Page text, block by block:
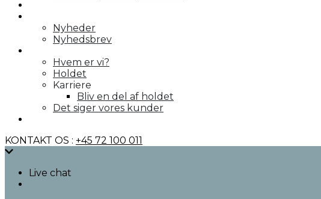
Nyheder
Nyhedsbrev
Hvem er vi?
Holdet
Karriere
Bliv en del af holdet
Det siger vores kunder
KONTAKT OS : +45 72 100 011
Live chat